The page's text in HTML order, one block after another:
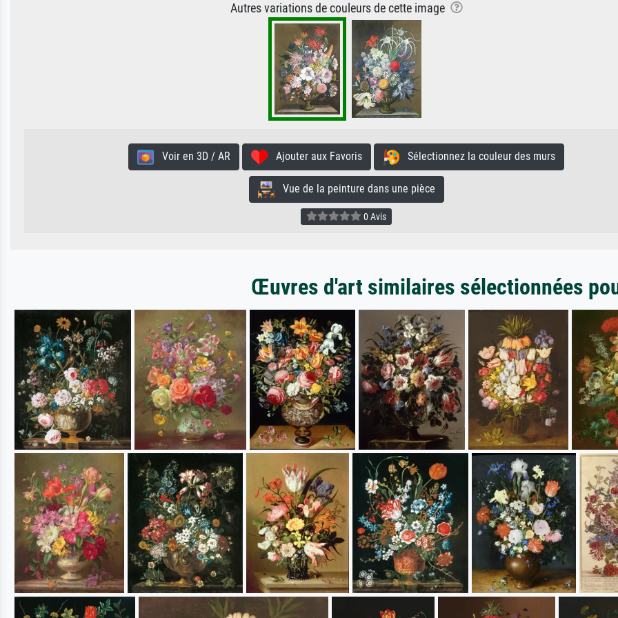
Autres variations de couleurs de cette image
Voir en 3D / AR Ajouter aux Favoris Sélectionnez la couleur des murs
Vue de la peinture dans une pièce
0 Avis
Œuvres d'art similaires sélectionnées